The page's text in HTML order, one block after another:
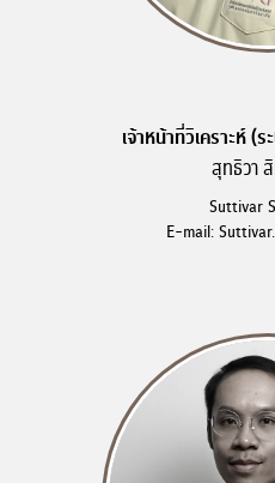
เจ้าหน้าที่วิเคราะห์ (
สุทธิวา
Suttivar
E-mail: